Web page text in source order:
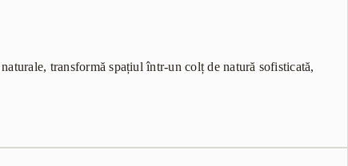
transformă spațiul într-un colț de natură sofisticată,